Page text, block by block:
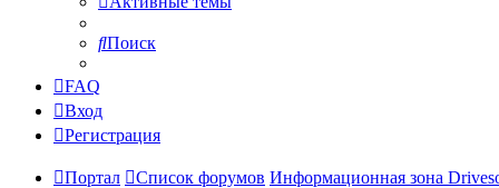
Поиск
FAQ
Вход
Регистрация
Портал Список форумов Информационная зона